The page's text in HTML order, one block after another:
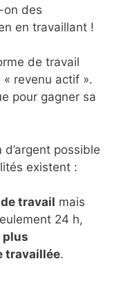
on des
en travaillant !
de travail
« revenu actif ».
pour gagner sa
possible
existent :
travail mais
24 h,
plus
travaillée.